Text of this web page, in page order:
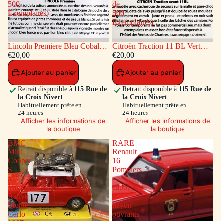
500
Exemplaires)
Lincoln Premiere Bleu Cobalt
(Série de 500 Exemplaires)
€20,00
Ajouter au panier
Retrait disponible à 115 Rue de
la Croix Nivert
Habituellement prête en
24 heures
Afficher les informations de
la boutique
de
500
Exemplaires)
Citroën Traction 11 BL Vert
(Série de 500 Exemplaires)
€20,00
Ajouter au panier
Retrait disponible à 115 Rue de
la Croix Nivert
Habituellement prête en
24 heures
Afficher les informations de
la boutique
BMC
Mini
Cooper
S
#177
Vainqueur
Rallye
Monte
Carlo
RARE
Renault
16
Pompiers
-
capot
et
hayon
ouvrants